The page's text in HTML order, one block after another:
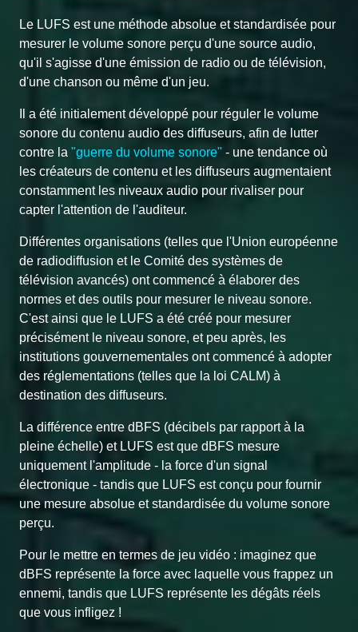
Le LUFS est une méthode absolue et standardisée pour
mesurer le volume sonore perçu d'une source audio,
qu'il s'agisse d'une émission de radio ou de télévision,
d'une chanson ou même d'un jeu.
Il a été initialement développé pour réguler le volume
sonore du contenu audio des diffuseurs, afin de lutter
contre la "guerre du volume sonore" - une tendance où
les créateurs de contenu et les diffuseurs augmentaient
constamment les niveaux audio pour rivaliser pour
capter l'attention de l'auditeur.
Différentes organisations (telles que l'Union européenne
de radiodiffusion et le Comité des systèmes de
télévision avancés) ont commencé à élaborer des
normes et des outils pour mesurer le niveau sonore.
C'est ainsi que le LUFS a été créé pour mesurer
précisément le niveau sonore, et peu après, les
institutions gouvernementales ont commencé à adopter
des réglementations (telles que la loi CALM) à
destination des diffuseurs.
La différence entre dBFS (décibels par rapport à la
pleine échelle) et LUFS est que dBFS mesure
uniquement l'amplitude - la force d'un signal
électronique - tandis que LUFS est conçu pour fournir
une mesure absolue et standardisée du volume sonore
perçu.
Pour le mettre en termes de jeu vidéo : imaginez que
dBFS représente la force avec laquelle vous frappez un
ennemi, tandis que LUFS représente les dégâts réels
que vous infligez !